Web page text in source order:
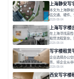
上海静安写
本文为上海静
估交通、硬件
出打破固定工
以说明。之后
价值、助力企
2026-08-04
上海写字楼
在上海寻找高
租赁流程复杂
为例，其提供
业应明确自身
空间，对于企
2026-08-04
写字楼租赁
企业选择办公
务，将企业从
接；签约后则
与个性化运营
力转变。在为
2026-08-04
西安写字楼